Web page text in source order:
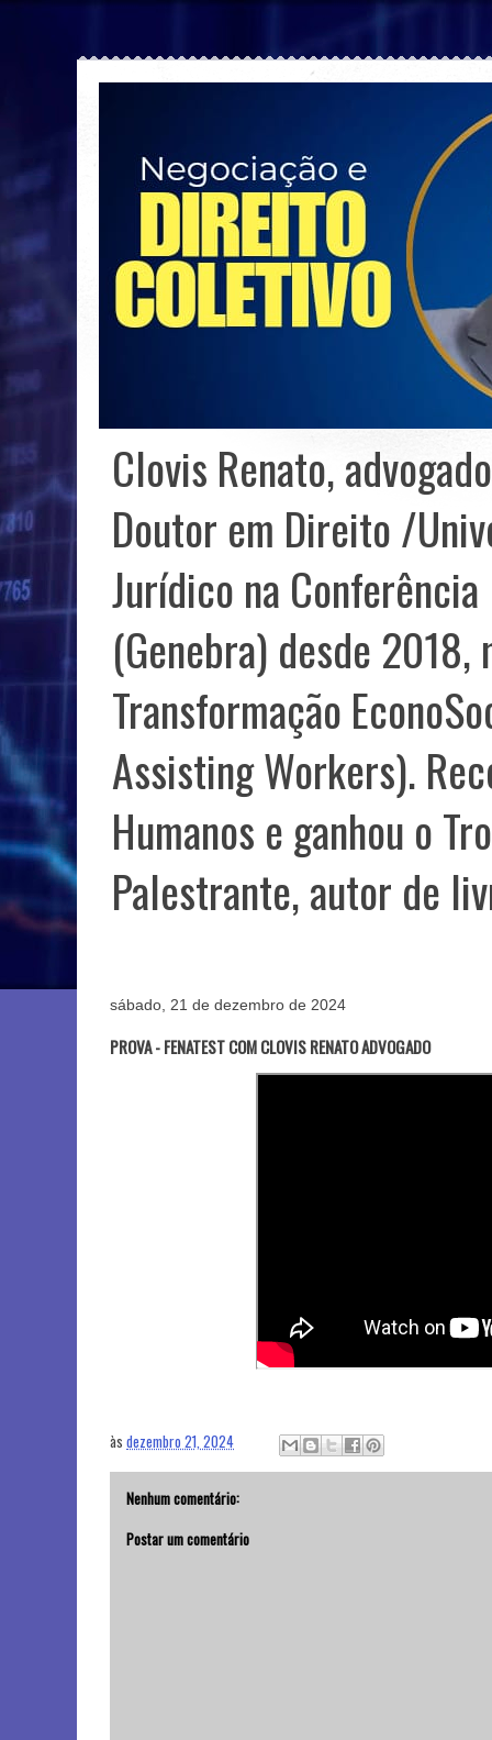
Clovis Renato,
Doutor em Direito /
Jurídico na
(Genebra) desde
Transformação
Assisting Workers).
Humanos e ganhou o
Palestrante, autor de
sábado, 21 de dezembro de 2024
PROVA - FENATEST COM CLOVIS RENATO ADVOGADO
às dezembro 21, 2024
Nenhum comentário:
Postar um comentário